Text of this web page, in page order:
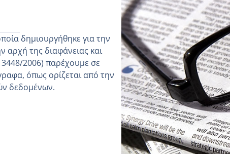
δημιουργήθηκε για την
της διαφάνειας και
3448/2006) παρέχουμε σε
όπως ορίζεται από την
δεδομένων.